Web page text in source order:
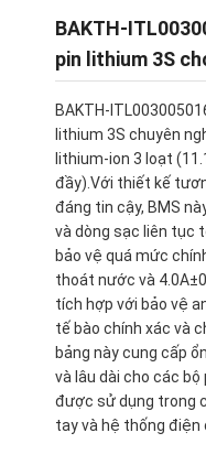
BAKTH-
pin lithium 3S
BAKTH-
lithium 3S chuyên
lithium-ion 3 loạt
đầy).Với thiết kế
đáng tin cậy, BMS
và dòng sạc liên tục
bảo vệ quá mức
thoát nước và
tích hợp với bảo vệ
tế bào chính xác và
bảng này cung cấp
và lâu dài cho các
được sử dụng trong
tay và hệ thống điện